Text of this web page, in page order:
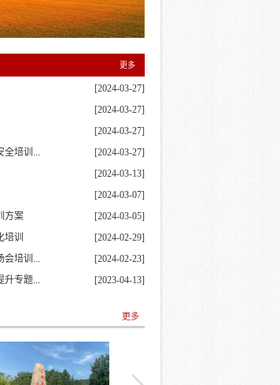
更多
[2024-03-27]
[2024-03-27]
[2024-03-27]
[2024-03-27]
全培训...
[2024-03-13]
[2024-03-07]
[2024-03-05]
方案
[2024-02-29]
培训
[2024-02-23]
会培训...
[2023-04-13]
升专题...
更多